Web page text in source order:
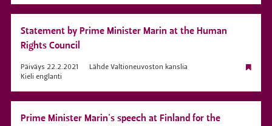
Statement by Prime Minister Marin at the Human
Rights Council
Päiväys 22.2.2021 LähdeValtioneuvoston kanslia
Kieli englanti
Prime Minister Marin's speech at Finland for the